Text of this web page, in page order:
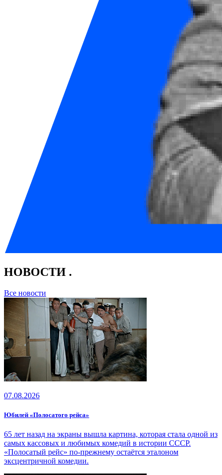
НОВОСТИ .
Все новости
07.08.2026
Юбилей «Полосатого рейса»
65 лет назад на экраны вышла картина, которая стала одной из
самых кассовых и любимых комедий в истории СССР.
«Полосатый рейс» по-прежнему остаётся эталоном
эксцентричной комедии.